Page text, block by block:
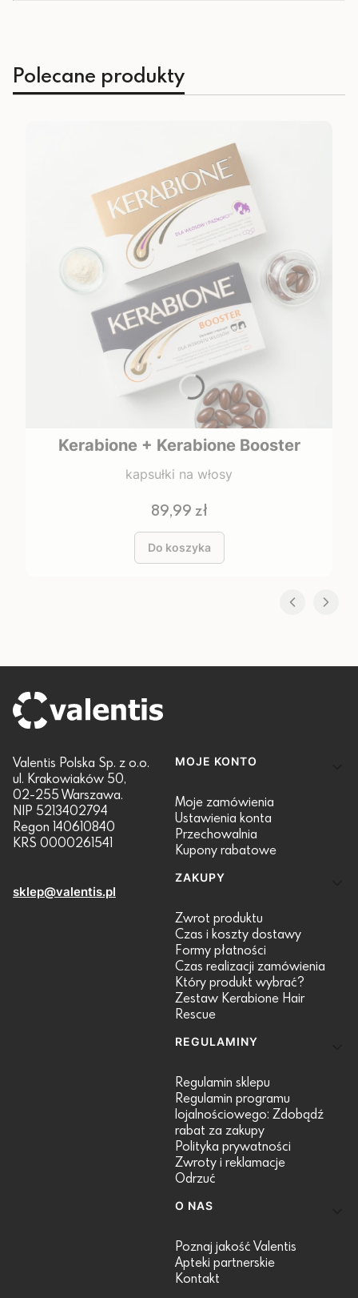
Polecane produkty
Kerabione + Kerabione Booster
kapsułki na włosy
Cena
89,99 zł
Do koszyka
Valentis Polska Sp. z o.o.
ul. Krakowiaków 50,
02-255 Warszawa.
NIP 5213402794
Regon 140610840
KRS 0000261541
sklep@valentis.pl
Linki w stopce
MOJE KONTO
Moje zamówienia
Ustawienia konta
Przechowalnia
Kupony rabatowe
ZAKUPY
Zwrot produktu
Czas i koszty dostawy
Formy płatności
Czas realizacji zamówienia
Który produkt wybrać?
Zestaw Kerabione Hair
Rescue
REGULAMINY
Regulamin sklepu
Regulamin programu
lojalnościowego: Zdobądź
rabat za zakupy
Polityka prywatności
Zwroty i reklamacje
Odrzuć
O NAS
Poznaj jakość Valentis
Apteki partnerskie
Kontakt